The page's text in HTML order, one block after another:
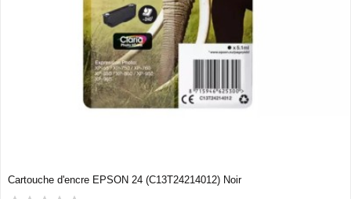
Cartouche d'encre EPSON 24 (C13T24214012) Noir